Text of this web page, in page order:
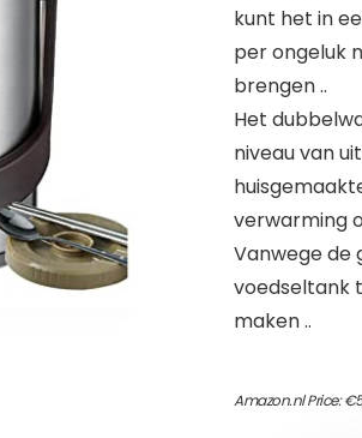
kunt het in
per ongeluk
brengen ..
Het
niveau van
verwarming
Vanwege de
voedseltank
maken ..
Amazon.nl Price:€